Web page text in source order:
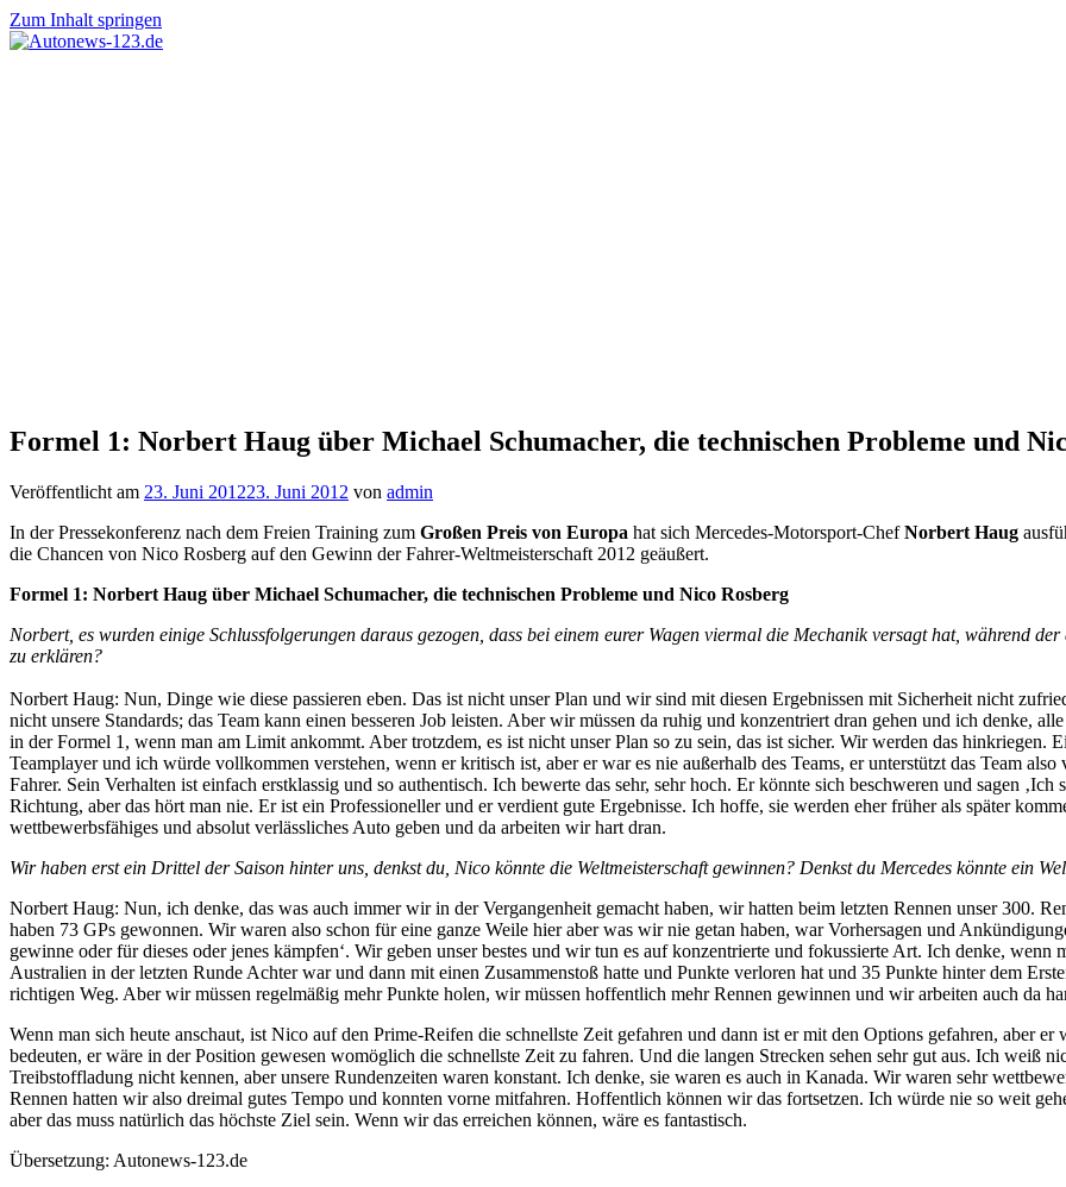
Zum Inhalt springen
Formel 1: Norbert Haug über Michael Schumacher, die technischen Probleme und
Veröffentlicht am 23. Juni 201223. Juni 2012 von admin
In der Pressekonferenz nach dem Freien Training zum Großen Preis von Europa hat sich Mercedes-Motorsport-ChefNorbert Haug
die Chancen von Nico Rosberg auf den Gewinn der Fahrer-Weltmeisterschaft 2012 geäußert.
Formel 1: Norbert Haug über Michael Schumacher, die technischen Probleme und Nico Rosberg
Norbert, es wurden einige Schlussfolgerungen daraus gezogen, dass bei einem eurer Wagen viermal die Mechanik versagt hat, während
zu erklären?
Norbert Haug: Nun, Dinge wie diese passieren eben. Das ist nicht unser Plan und wir sind mit diesen Ergebnissen mit Sicherheit nicht
nicht unsere Standards; das Team kann einen besseren Job leisten. Aber wir müssen da ruhig und konzentriert dran gehen und ich denke,
in der Formel 1, wenn man am Limit ankommt. Aber trotzdem, es ist nicht unser Plan so zu sein, das ist sicher. Wir werden das hinkriegen.
Teamplayer und ich würde vollkommen verstehen, wenn er kritisch ist, aber er war es nie außerhalb des Teams, er unterstützt das Team
Fahrer. Sein Verhalten ist einfach erstklassig und so authentisch. Ich bewerte das sehr, sehr hoch. Er könnte sich beschweren und sagen
Richtung, aber das hört man nie. Er ist ein Professioneller und er verdient gute Ergebnisse. Ich hoffe, sie werden eher früher als später
wettbewerbsfähiges und absolut verlässliches Auto geben und da arbeiten wir hart dran.
Wir haben erst ein Drittel der Saison hinter uns, denkst du, Nico könnte die Weltmeisterschaft gewinnen? Denkst du Mercedes könnte ein
Norbert Haug: Nun, ich denke, das was auch immer wir in der Vergangenheit gemacht haben, wir hatten beim letzten Rennen unser 300.
haben 73 GPs gewonnen. Wir waren also schon für eine ganze Weile hier aber was wir nie getan haben, war Vorhersagen und
gewinne oder für dieses oder jenes kämpfen‘. Wir geben unser bestes und wir tun es auf konzentrierte und fokussierte Art. Ich denke,
Australien in der letzten Runde Achter war und dann mit einen Zusammenstoß hatte und Punkte verloren hat und 35 Punkte hinter dem
richtigen Weg. Aber wir müssen regelmäßig mehr Punkte holen, wir müssen hoffentlich mehr Rennen gewinnen und wir arbeiten auch da
Wenn man sich heute anschaut, ist Nico auf den Prime-Reifen die schnellste Zeit gefahren und dann ist er mit den Options gefahren, aber
bedeuten, er wäre in der Position gewesen womöglich die schnellste Zeit zu fahren. Und die langen Strecken sehen sehr gut aus. Ich weiß
Treibstoffladung nicht kennen, aber unsere Rundenzeiten waren konstant. Ich denke, sie waren es auch in Kanada. Wir waren sehr
Rennen hatten wir also dreimal gutes Tempo und konnten vorne mitfahren. Hoffentlich können wir das fortsetzen. Ich würde nie so weit
aber das muss natürlich das höchste Ziel sein. Wenn wir das erreichen können, wäre es fantastisch.
Übersetzung: Autonews-123.de